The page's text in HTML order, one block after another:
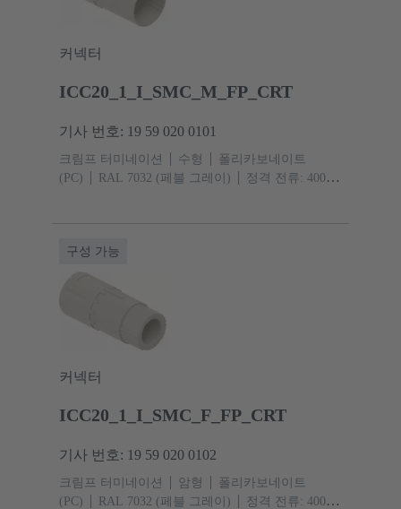
커넥터
ICC20_1_I_SMC_M_FP_CRT
기사 번호: 19 59 020 0101
크림프 터미네이션 수형
폴리카보네이트
(PC)
RAL 7032 (페블 그레이)
정격 전류: ‌400
구성 가능
커넥터
ICC20_1_I_SMC_F_FP_CRT
기사 번호: 19 59 020 0102
크림프 터미네이션 암형
폴리카보네이트
(PC)
RAL 7032 (페블 그레이)
정격 전류: ‌400